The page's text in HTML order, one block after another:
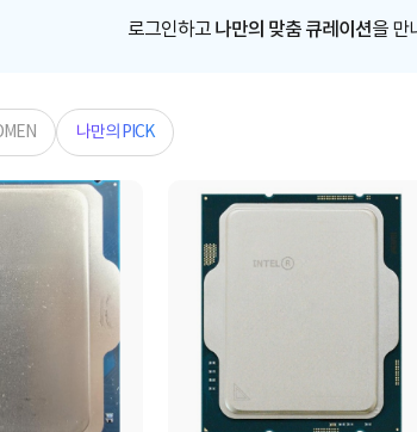
로그인하고 나만의 맞춤 큐레이션을 만
나만의 PICK